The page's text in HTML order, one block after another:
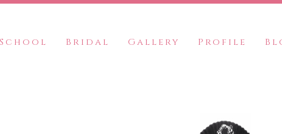
School Bridal Gallery Profile